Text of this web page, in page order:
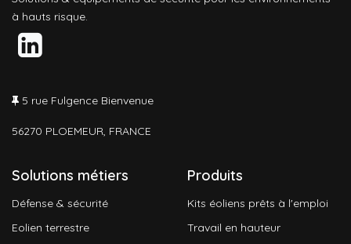
à hauts risque.
5 rue Fulgence Bienvenue
56270 PLOEMEUR, FRANCE
Solutions métiers
Défense & sécurité
Eolien terrestre
Produits
Kits éoliens prêts à l'emploi
Travail en hauteur